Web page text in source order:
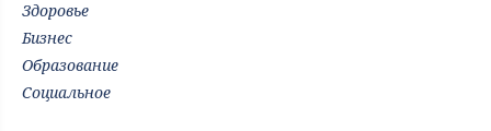
Здоровье
Бизнес
Образование
Социальное